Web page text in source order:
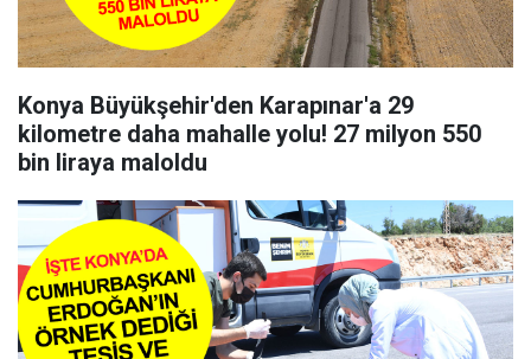
Konya Büyükşehir'den Karapınar'a 29
kilometre daha mahalle yolu! 27 milyon 550
bin liraya maloldu